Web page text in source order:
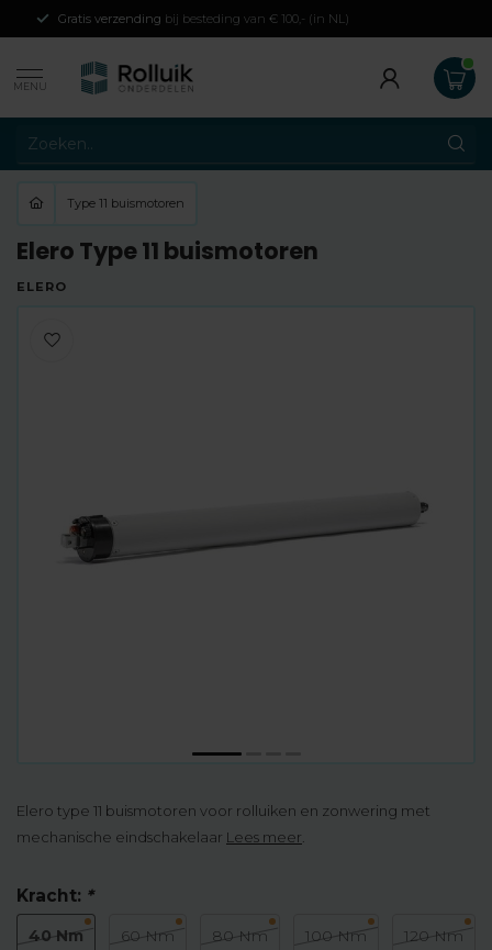
Gratis verzending bij besteding van € 100,- (in NL)
MENU
Type 11 buismotoren
Elero Type 11 buismotoren
ELERO
Elero type 11 buismotoren voor rolluiken en zonwering met
mechanische eindschakelaar Lees meer
Kracht: *
40 Nm 60 Nm 80 Nm 100 Nm 120 Nm